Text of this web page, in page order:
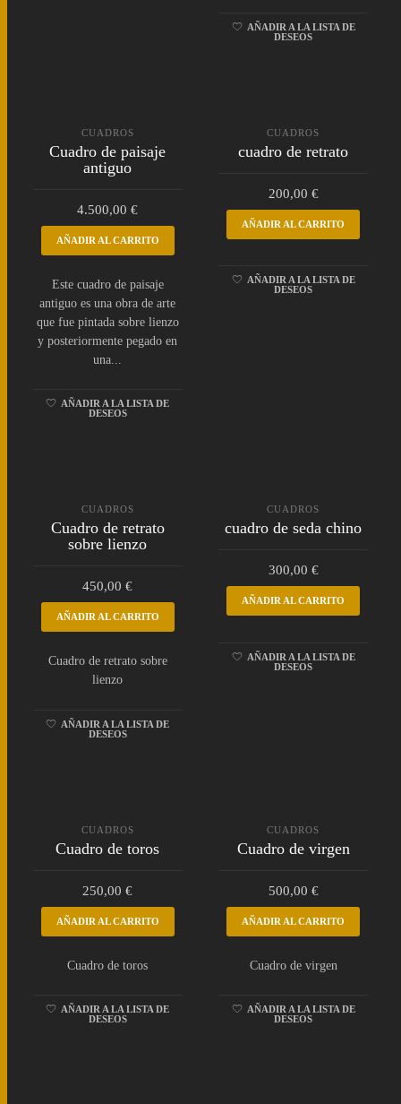
AÑADIR A LA LISTA DE
DESEOS
CUADROS
Cuadro de paisaje
antiguo
4.500,00€
AÑADIR AL CARRITO
Este cuadro de paisaje
antiguo es una obra de arte
que fue pintada sobre lienzo
y posteriormente pegado en
una...
AÑADIR A LA LISTA DE
DESEOS
CUADROS
cuadro de retrato
200,00 €
AÑADIR AL CARRITO
AÑADIR A LA LISTA DE
DESEOS
CUADROS
Cuadro de retrato
sobre lienzo
450,00€
AÑADIR AL CARRITO
Cuadro de retrato sobre
lienzo
AÑADIR A LA LISTA DE
DESEOS
CUADROS
cuadro de seda chino
300,00 €
AÑADIR AL CARRITO
AÑADIR A LA LISTA DE
DESEOS
CUADROS
Cuadro de toros
250,00€
AÑADIR AL CARRITO
Cuadro de toros
AÑADIR A LA LISTA DE
DESEOS
CUADROS
Cuadro de virgen
500,00 €
AÑADIR AL CARRITO
Cuadro de virgen
AÑADIR A LA LISTA DE
DESEOS